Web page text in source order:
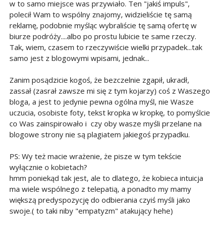
w to samo miejsce was przywiało. Ten "jakiś impuls",
polecił Wam to wspólny znajomy, widzieliście tę samą
reklamę, podobnie myśląc wybraliście tę samą ofertę w
biurze podróży....albo po prostu lubicie te same rzeczy.
Tak, wiem, czasem to rzeczywiście wielki przypadek...tak
samo jest z blogowymi wpisami, jednak...
Zanim posądzicie kogoś, że bezczelnie zgapił, ukradł,
zassał (zasrał zawsze mi się z tym kojarzy) coś z Waszego
bloga, a jest to jedynie pewna ogólna myśl, nie Wasze
uczucia, osobiste foty, tekst kropka w kropkę, to pomyślcie
co Was zainspirowało i czy oby wasze myśli przelane na
blogowe strony nie są plagiatem jakiegoś przypadku.
PS: Wy też macie wrażenie, że pisze w tym tekście
wyłącznie o kobietach?
hmm poniekąd tak jest, ale to dlatego, że kobieca intuicja
ma wiele wspólnego z telepatią, a ponadto my mamy
większą predyspozycję do odbierania czyiś myśli jako
swoje.( to taki niby "empatyzm" atakujący hehe)